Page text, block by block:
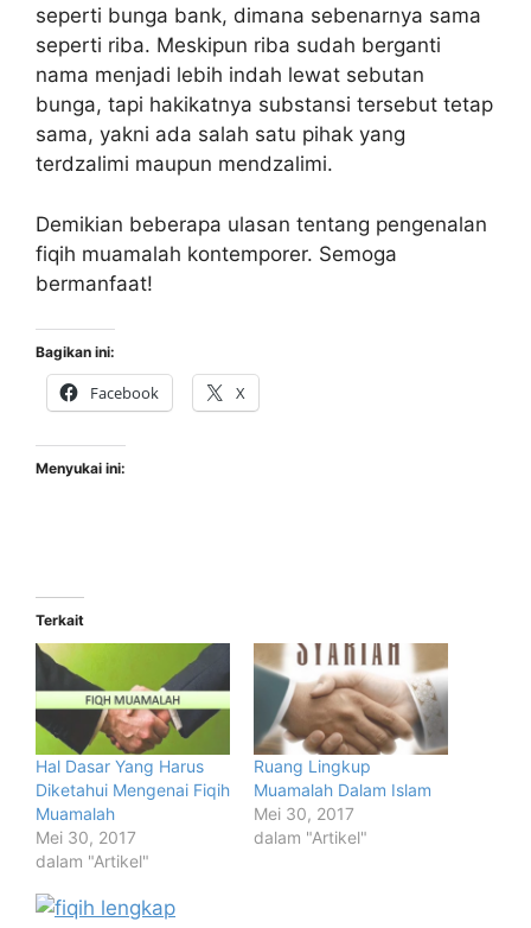
seperti bunga bank, dimana sebenarnya sama
seperti riba. Meskipun riba sudah berganti
nama menjadi lebih indah lewat sebutan
bunga, tapi hakikatnya substansi tersebut tetap
sama, yakni ada salah satu pihak yang
terdzalimi maupun mendzalimi.
Demikian beberapa ulasan tentang pengenalan
fiqih muamalah kontemporer. Semoga
bermanfaat!
Bagikan ini:
Facebook X
Menyukai ini:
Terkait
Hal Dasar Yang Harus
Diketahui Mengenai Fiqih
Muamalah
Mei 30, 2017
dalam "Artikel"
Ruang Lingkup
Muamalah Dalam Islam
Mei 30, 2017
dalam "Artikel"